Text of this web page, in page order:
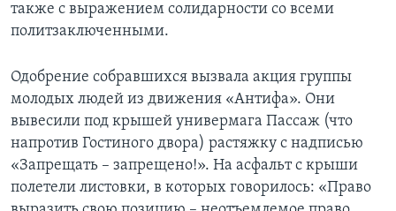
также с выражением солидарности со всеми
политзаключенными.
Одобрение собравшихся вызвала акция группы
молодых людей из движения «Антифа». Они
вывесили под крышей универмага Пассаж (что
напротив Гостиного двора) растяжку с надписью
«Запрещать – запрещено!». На асфальт с крыши
полетели листовки, в которых говорилось: «Право